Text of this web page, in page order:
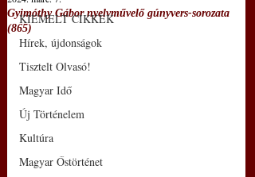
KIEMELT CIKKEK
Hírek, újdonságok
Tisztelt Olvasó!
Magyar Idő
Új Történelem
Kultúra
Magyar Őstörténet
Gyimóthy Gábor nyelvművelő gúnyvers-sorozata
(865)